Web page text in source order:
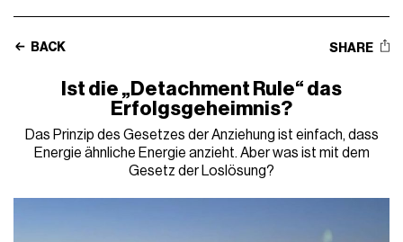
BACK SHARE
Ist die „Detachment Rule“ das
Erfolgsgeheimnis?
Das Prinzip des Gesetzes der Anziehung ist einfach, dass
Energie ähnliche Energie anzieht. Aber was ist mit dem
Gesetz der Loslösung?